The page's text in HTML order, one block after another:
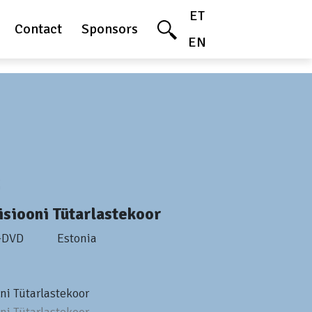
Contact Sponsors
ET
EN
Tütarlastekoor
Estonia
Tütarlastekoor